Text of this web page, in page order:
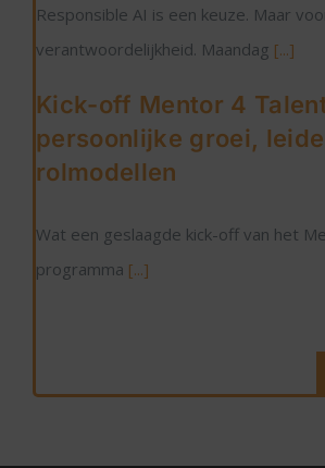
Responsible AI is een keuze. Maar
verantwoordelijkheid. Maandag [...]
Kick-off Mentor 4
persoonlijke groei,
rolmodellen
Wat een geslaagde kick-off van het
programma [...]